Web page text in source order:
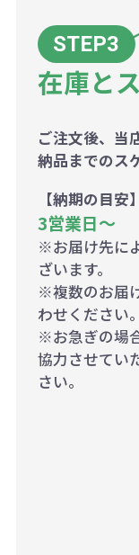
在庫と
ご注文後、当
納品までのス
【納期の目安】
3営業日〜
※お届け先に
ざいます。
※複数のお届
わせください。
※お急ぎの場
協力させてい
さい。